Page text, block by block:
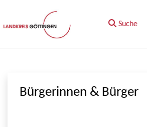
Zum Hauptinhalt springen
Suche
Bürgerinnen & Bürger